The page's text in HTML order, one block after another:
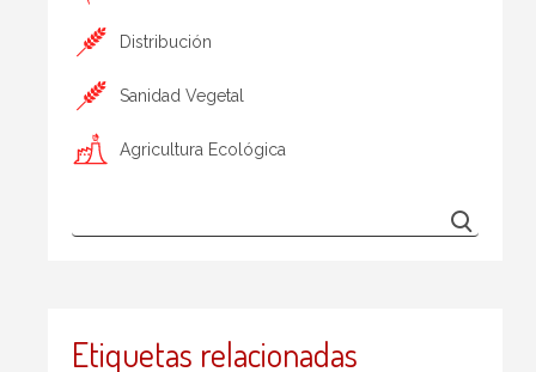
Distribución
Sanidad Vegetal
Agricultura Ecológica
Etiquetas relacionadas